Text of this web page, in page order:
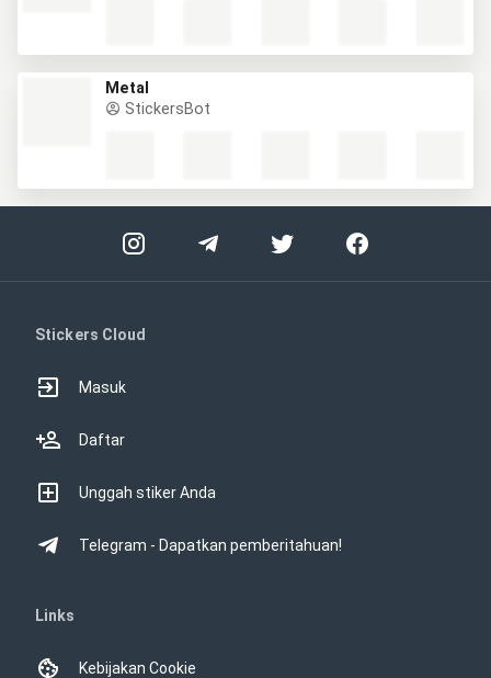
Metal
StickersBot
Stickers Cloud
Masuk
Daftar
Unggah stiker Anda
Telegram - Dapatkan pemberitahuan!
Links
Kebijakan Cookie